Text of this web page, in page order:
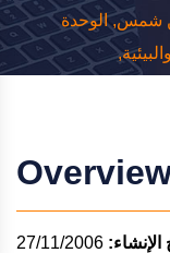
شمس, الوحدة
الإنشاء: